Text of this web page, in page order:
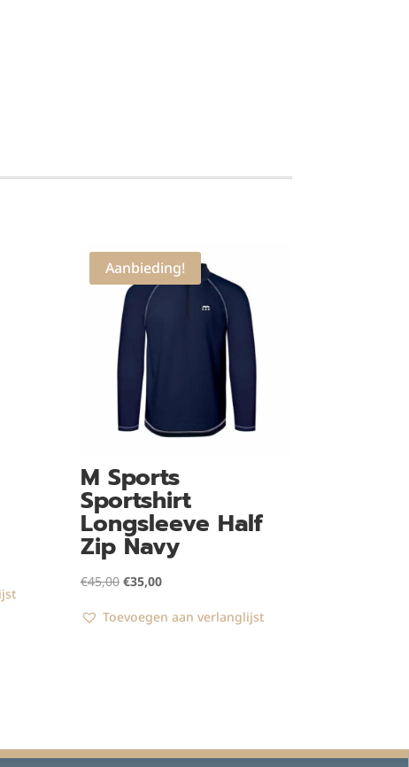
Aanbieding!
M Sports
Sportshirt
Longsleeve Half
Zip Navy
€45,00 Oorspronkelijke
was:
€35,00Huidige
is:
Toevoegen aan verlanglijst